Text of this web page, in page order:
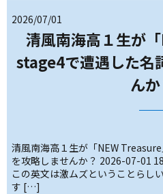
2026/07/01
清風南海高１生が
stage4で遭遇した名
んか
清風南海高１生が「NEW
を攻略しませんか？ 2026-07-01
この英文は激ムズということらし
す […]